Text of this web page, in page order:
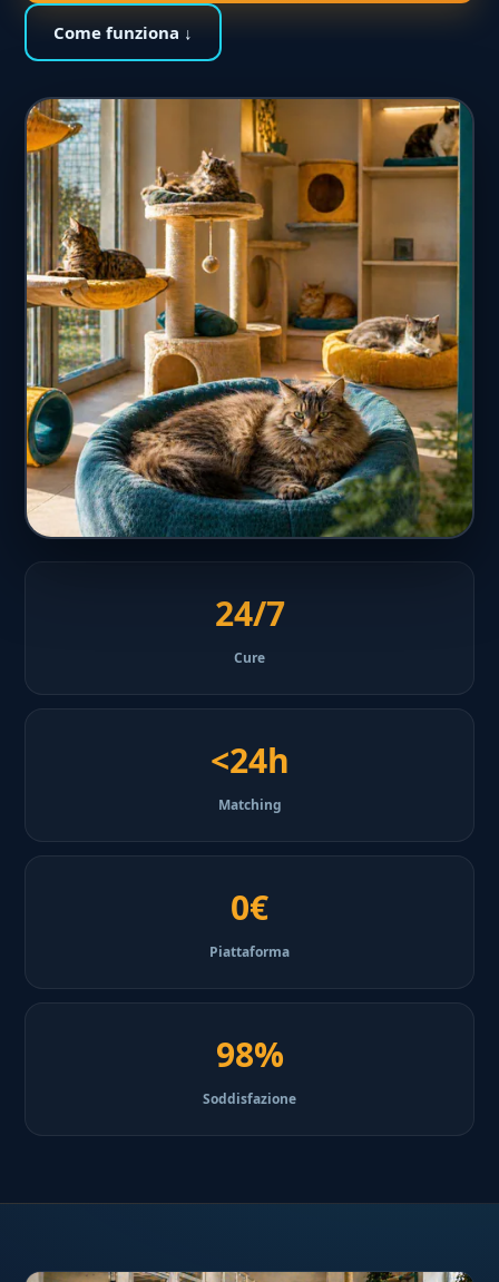
Come funziona ↓
24/7
Cure
<24h
Matching
0€
Piattaforma
98%
Soddisfazione